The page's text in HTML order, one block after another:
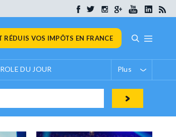
VOS IMPÔTS EN FRANCE
DU JOUR Plus